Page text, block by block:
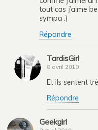
tout cas j’aime
sympa :)
Répondre
TardisGirl
8 avril 2010
Et ils sentent
Répondre
Geekgirl